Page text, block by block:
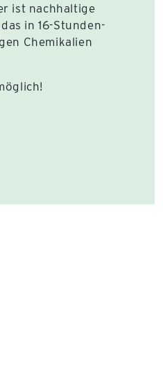
ist nachhaltige
in 16-Stunden-
Chemikalien